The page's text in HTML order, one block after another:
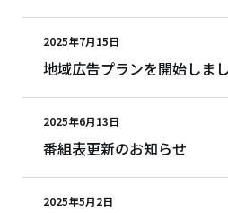
2025年7月15日
地域広告プランを開始しま
2025年6月13日
番組表更新のお知らせ
2025年5月2日